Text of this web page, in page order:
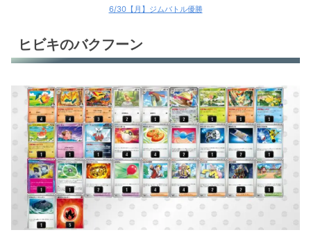
6/30【月】ジムバトル優勝
ヒビキのバクフーン